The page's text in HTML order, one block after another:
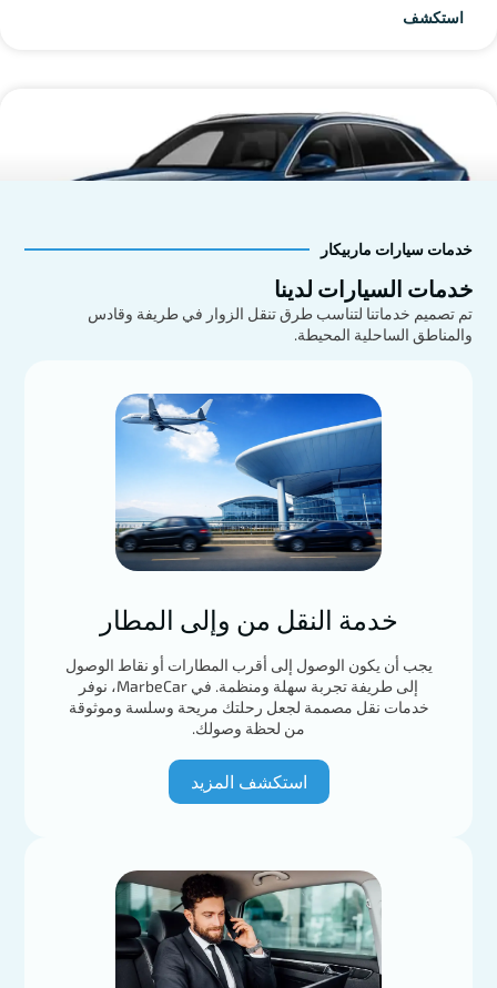
استكشف
تحميل المزيد
خدمات سيارات ماربيكار
خدمات السيارات لدينا
تم تصميم خدماتنا لتناسب طرق تنقل الزوار في طريفة وقادس
والمناطق الساحلية المحيطة.
خدمة النقل من وإلى المطار
يجب أن يكون الوصول إلى أقرب المطارات أو نقاط الوصول
إلى طريفة تجربة سهلة ومنظمة. في MarbeCar، نوفر
خدمات نقل مصممة لجعل رحلتك مريحة وسلسة وموثوقة
من لحظة وصولك.
استكشف المزيد